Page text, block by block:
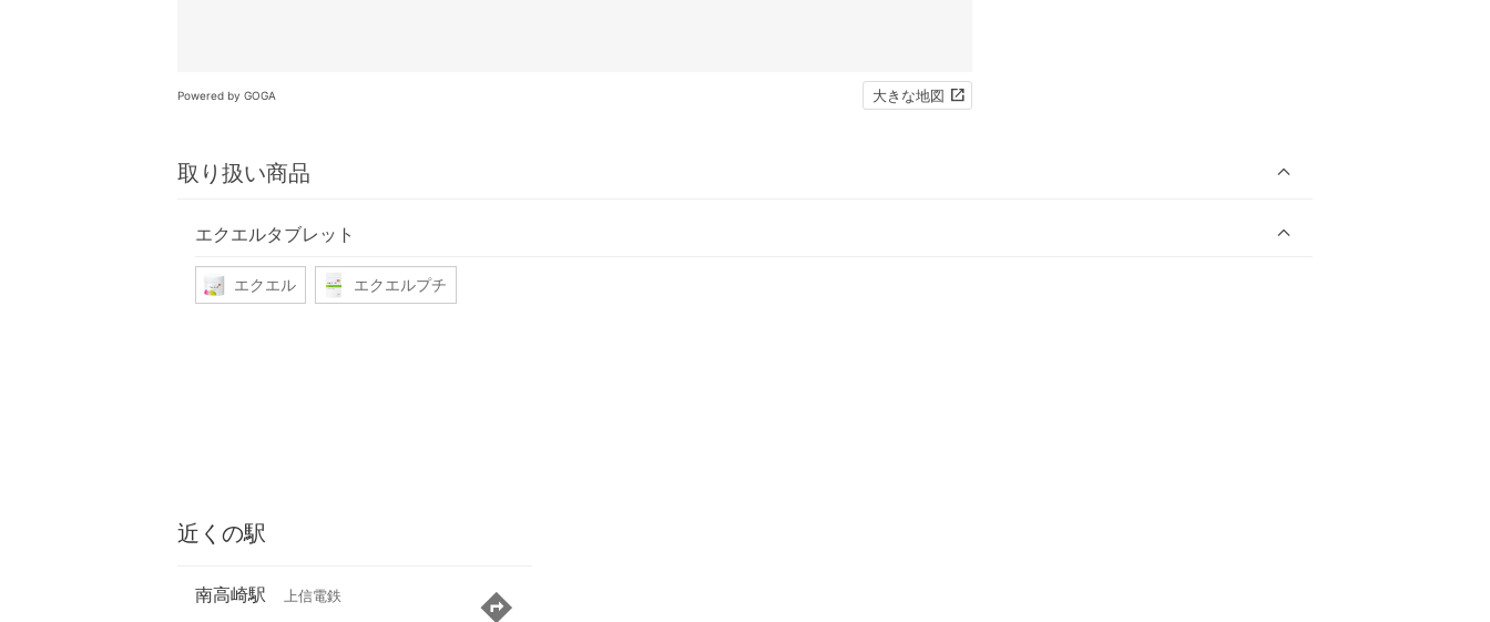
Powered by GOGA 大きな地図
取り扱い商品
エクエルタブレット
エクエル エクエルプチ
近くの駅
南高崎駅 上信電鉄